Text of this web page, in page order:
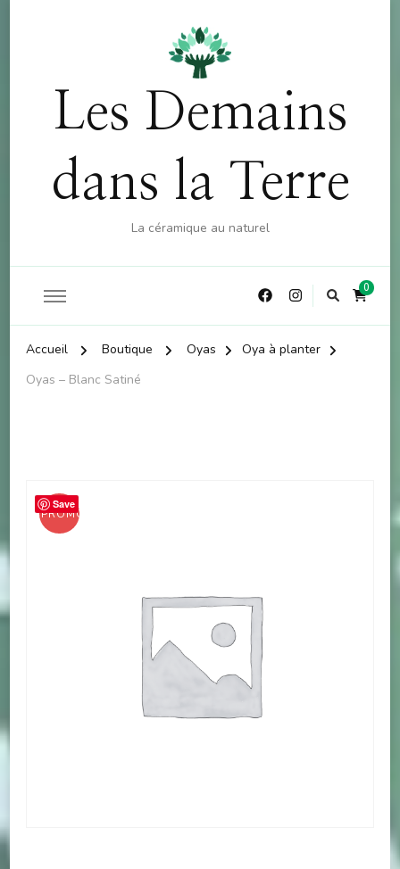
d'achat - CODE : CKDO10
Les Demains
dans la Terre
La céramique au naturel
0
Accueil Boutique Oyas
Oya à planter
Oyas – Blanc Satiné
PROMO !
Save